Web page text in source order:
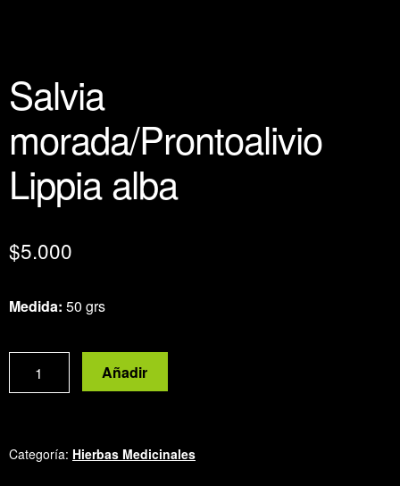
Salvia
morada/Prontoalivio
Lippia alba
$5.000
Medida: 50 grs
morada/Prontoalivio
cantidad
Añadir
Categoría: Hierbas Medicinales